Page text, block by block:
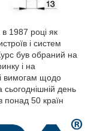
1987 році як
і систем
був обраний на
і на
і вимогам щодо
день
понад 50 країн